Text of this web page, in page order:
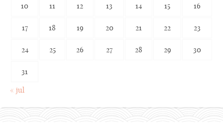
10 11 12 13 14 15 16
17 18 19 20 21 22 23
24 25 26 27 28 29 30
31
« jul